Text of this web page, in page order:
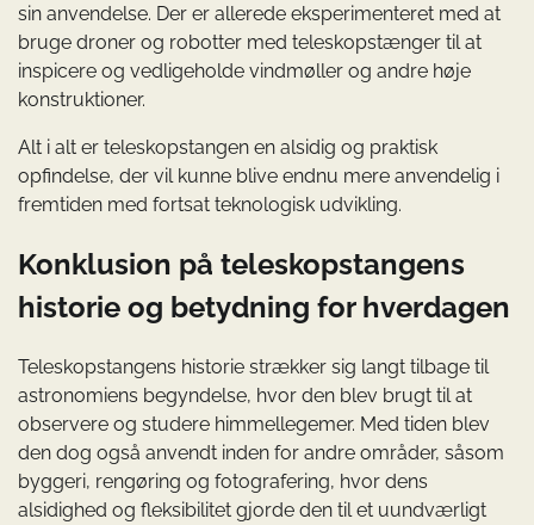
sin anvendelse. Der er allerede eksperimenteret med at
bruge droner og robotter med teleskopstænger til at
inspicere og vedligeholde vindmøller og andre høje
konstruktioner.
Alt i alt er teleskopstangen en alsidig og praktisk
opfindelse, der vil kunne blive endnu mere anvendelig i
fremtiden med fortsat teknologisk udvikling.
Konklusion på teleskopstangens
historie og betydning for hverdagen
Teleskopstangens historie strækker sig langt tilbage til
astronomiens begyndelse, hvor den blev brugt til at
observere og studere himmellegemer. Med tiden blev
den dog også anvendt inden for andre områder, såsom
byggeri, rengøring og fotografering, hvor dens
alsidighed og fleksibilitet gjorde den til et uundværligt